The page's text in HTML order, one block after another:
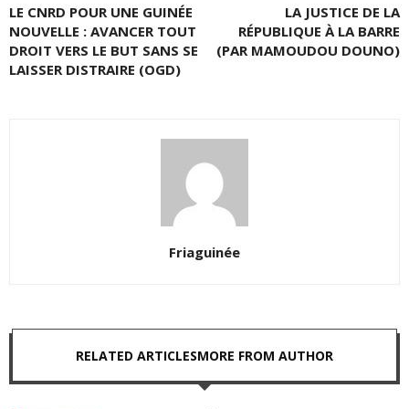
LE CNRD POUR UNE GUINÉE
NOUVELLE : AVANCER TOUT
DROIT VERS LE BUT SANS SE
LAISSER DISTRAIRE (OGD)
LA JUSTICE DE LA
RÉPUBLIQUE À LA BARRE
(PAR MAMOUDOU DOUNO)
Friaguinée
RELATED ARTICLESMORE FROM AUTHOR